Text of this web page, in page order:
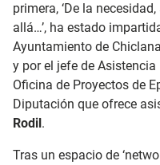
primera, ‘De la
allá…’, ha estado
Ayuntamiento de
y por el jefe de
Oficina de Proyectos de
Diputación que ofrece
Rodil.
Tras un espacio de